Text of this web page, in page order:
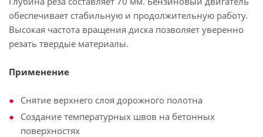
обеспечивает стабильную и продолжительную работу.
Высокая частота вращения диска позволяет уверенно
резать твердые материалы.
Применение
Снятие верхнего слоя дорожного полотна
Создание температурных швов на бетонных
поверхностях